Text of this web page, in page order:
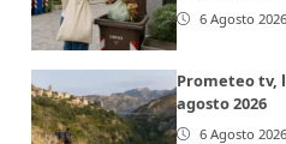
6 Agosto 2026
Prometeo tv,
agosto 2026
6 Agosto 2026